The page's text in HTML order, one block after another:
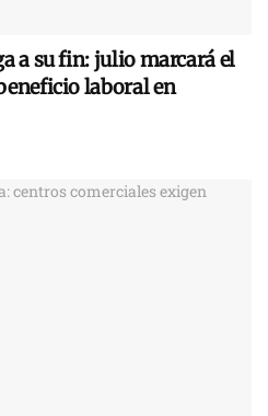
a su fin: julio marcará el
laboral en